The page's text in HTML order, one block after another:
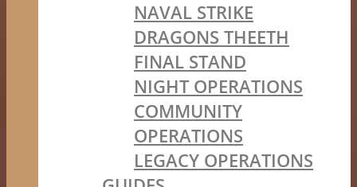
NAVAL STRIKE
DRAGONS THEETH
FINAL STAND
NIGHT OPERATIONS
COMMUNITY
OPERATIONS
LEGACY OPERATIONS